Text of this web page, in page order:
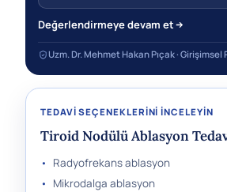
Değerlendirmeye devam et
Uzm. Dr. Mehmet Hakan Pıçak · Girişimsel
TEDAVI SEÇENEKLERINI INCELEYIN
Tiroid Nodülü Ablasyon
•
Radyofrekans ablasyon
•
Mikrodalga ablasyon